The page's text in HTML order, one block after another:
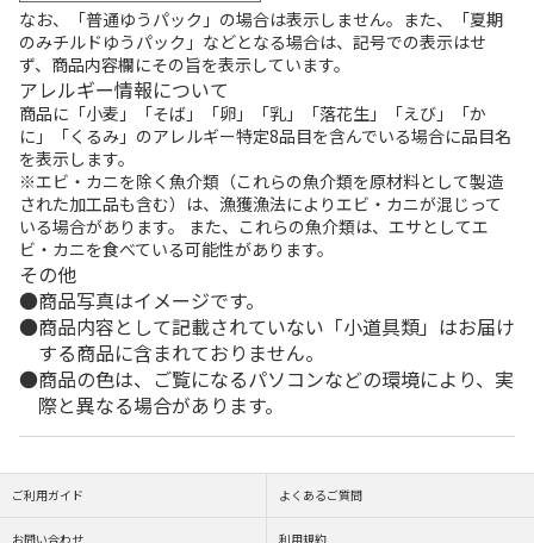
なお、「普通ゆうパック」の場合は表示しません。また、「夏期
のみチルドゆうパック」などとなる場合は、記号での表示はせ
ず、商品内容欄にその旨を表示しています。
アレルギー情報について
商品に「小麦」「そば」「卵」「乳」「落花生」「えび」「か
に」「くるみ」のアレルギー特定8品目を含んでいる場合に品目名
を表示します。
※エビ・カニを除く魚介類（これらの魚介類を原材料として製造
された加工品も含む）は、漁獲漁法によりエビ・カニが混じって
いる場合があります。 また、これらの魚介類は、エサとしてエ
ビ・カニを食べている可能性があります。
その他
商品写真はイメージです。
商品内容として記載されていない「小道具類」はお届け
する商品に含まれておりません。
商品の色は、ご覧になるパソコンなどの環境により、実
際と異なる場合があります。
ご利用ガイド よくあるご質問
お問い合わせ 利用規約